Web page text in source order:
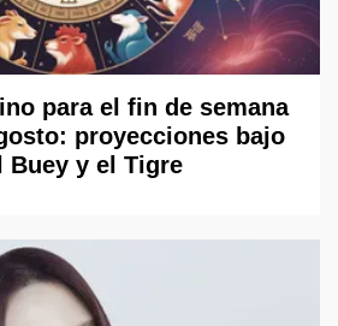
para el fin de semana
proyecciones bajo
Buey y el Tigre